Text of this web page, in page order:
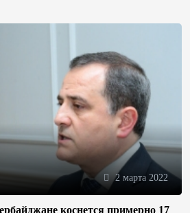
2 марта 2022
коснется примерно 17